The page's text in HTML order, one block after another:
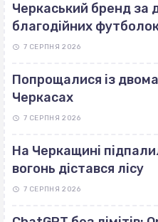
Черкаський бренд за
благодійних
7 СЕРПНЯ 2026
Попрощалися із
Черкасах
7 СЕРПНЯ 2026
На Черкащині
вогонь дістався лісу
7 СЕРПНЯ 2026